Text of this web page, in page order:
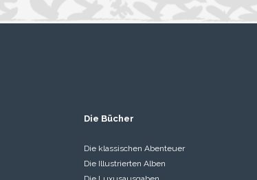
Die Bücher
Die klassischen Abenteuer
Die Illustrierten Alben